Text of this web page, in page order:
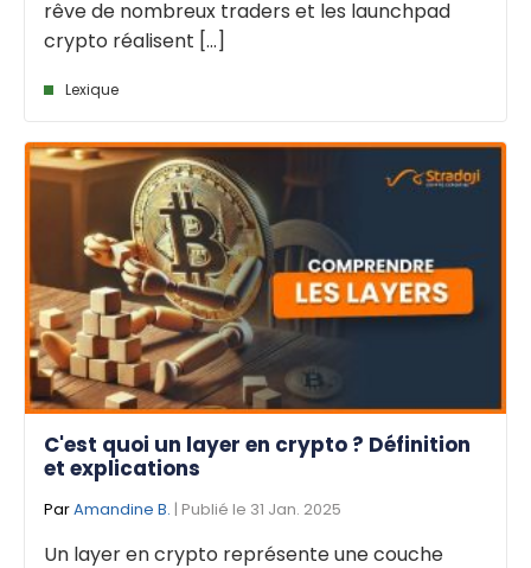
rêve de nombreux traders et les launchpad
crypto réalisent [...]
Lexique
C'est quoi un layer en crypto ? Définition
et explications
ParAmandine B. | Publié le 31 Jan. 2025
Un layer en crypto représente une couche